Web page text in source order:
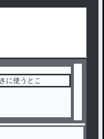
に使うとこ